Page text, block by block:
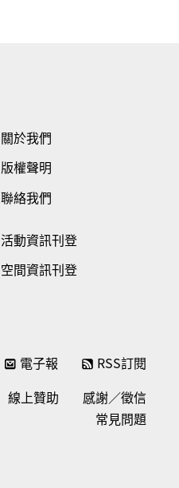
關於我們
版權聲明
聯絡我們
活動資訊刊登
空間資訊刊登
電子報 RSS訂閱
線上贊助
感謝／徵信
常見問題